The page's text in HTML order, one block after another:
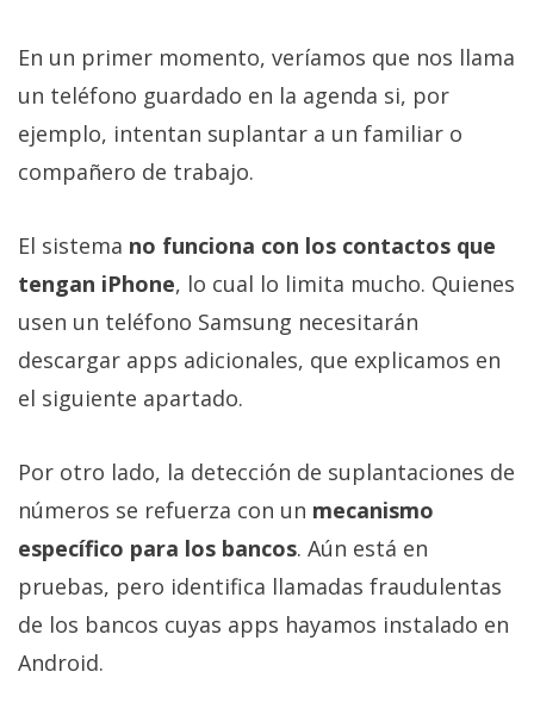
En un primer momento, veríamos que nos llama
un teléfono guardado en la agenda si, por
ejemplo, intentan suplantar a un familiar o
compañero de trabajo.
El sistema no funciona con los contactos que
tengan iPhone, lo cual lo limita mucho. Quienes
usen un teléfono Samsung necesitarán
descargar apps adicionales, que explicamos en
el siguiente apartado.
Por otro lado, la detección de suplantaciones de
números se refuerza con un mecanismo
específico para los bancos. Aún está en
pruebas, pero identifica llamadas fraudulentas
de los bancos cuyas apps hayamos instalado en
Android.